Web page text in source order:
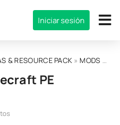
Iniciar sesión
& RESOURCE PACK » MODS
PE